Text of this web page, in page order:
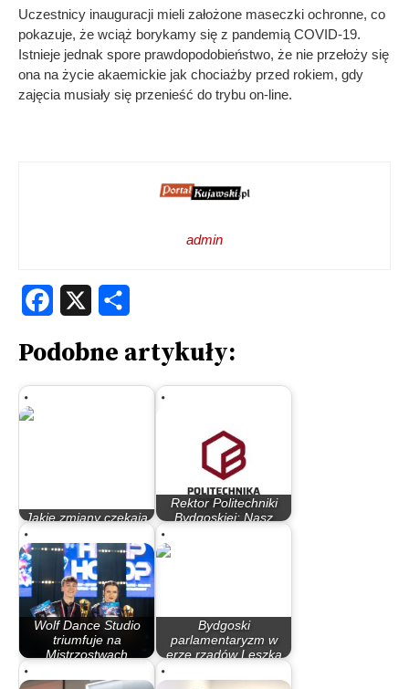
Uczestnicy inauguracji mieli założone maseczki ochronne, co
pokazuje, że wciąż borykamy się z pandemią COVID-19.
Istnieje jednak spore prawdopodobieństwo, że nie przełoży się
ona na życie akaemickie jak chociażby przed rokiem, gdy
zajęcia musiały się przenieść do trybu on-line.
admin
Facebook
Podobne artykuły:
Jakie zmiany czekają
Rektor Politechniki
Bydgoskiej: Nasz
Wolf Dance Studio
triumfuje na
Mistrzostwach
Bydgoski
parlamentaryzm w
erze rządów Leszka